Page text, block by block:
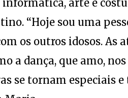
“Hoje sou uma
os outros idosos. As
a dança, que amo,
se tornam especiais e